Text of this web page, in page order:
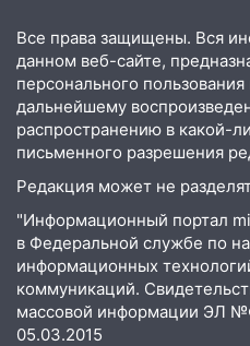
сообщницу
16:12 Едва не
Вешкайме
знакомым
больницей
16:06
18-летняя
больницу
15:59 Ульяновец
миллионов рублей
покровительство
Все права защищены. Вся
данном веб-сайте,
персонального
дальнейшему
распространению в какой-
письменного разрешения
Редакция может не
"Информационный портал
в Федеральной службе по
информационных
коммуникаций.
массовой информации ЭЛ
05.03.2015